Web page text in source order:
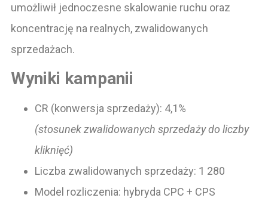
umożliwił jednoczesne skalowanie ruchu oraz
koncentrację na realnych, zwalidowanych
sprzedażach.
Wyniki kampanii
CR (konwersja sprzedaży): 4,1%
(stosunek zwalidowanych sprzedaży do liczby
kliknięć)
Liczba zwalidowanych sprzedaży: 1 280
Model rozliczenia: hybryda CPC + CPS